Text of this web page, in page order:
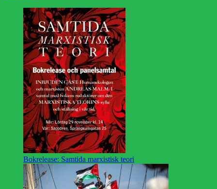
Bokrelease: Samtida marxistisk teori